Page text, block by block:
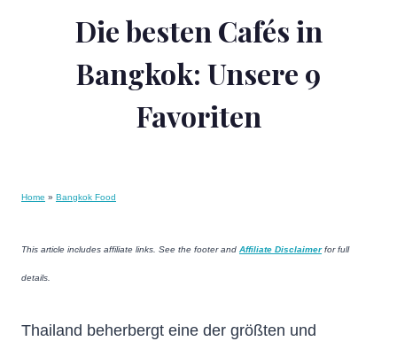
Die besten Cafés in
Bangkok: Unsere 9
Favoriten
Home » Bangkok Food
This article includes affiliate links. See the footer and Affiliate Disclaimerfor full
details.
Thailand beherbergt eine der größten und